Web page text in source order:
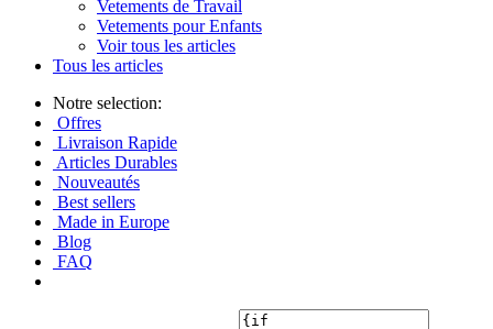
Vetements de Travail
Vetements pour Enfants
Voir tous les articles
Tous les articles
Notre selection:
Offres
Livraison Rapide
Articles Durables
Nouveautés
Best sellers
Made in Europe
Blog
FAQ